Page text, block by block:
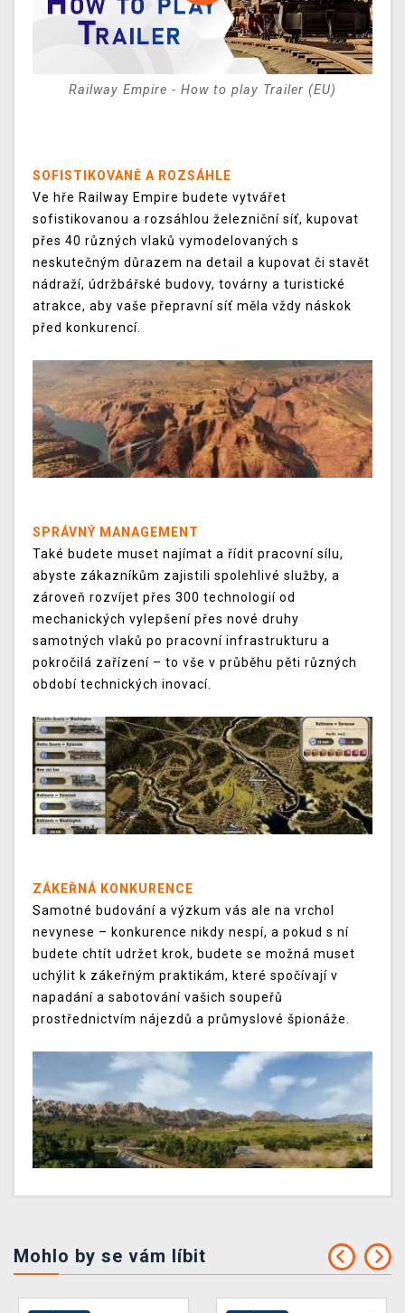
Railway Empire - How to play Trailer (EU)
SOFISTIKOVANĚ A ROZSÁHLE
Ve hře Railway Empire budete vytvářet
sofistikovanou a rozsáhlou železniční síť, kupovat
přes 40 různých vlaků vymodelovaných s
neskutečným důrazem na detail a kupovat či stavět
nádraží, údržbářské budovy, továrny a turistické
atrakce, aby vaše přepravní síť měla vždy náskok
před konkurencí.
SPRÁVNÝ MANAGEMENT
Také budete muset najímat a řídit pracovní sílu,
abyste zákazníkům zajistili spolehlivé služby, a
zároveň rozvíjet přes 300 technologií od
mechanických vylepšení přes nové druhy
samotných vlaků po pracovní infrastrukturu a
pokročilá zařízení – to vše v průběhu pěti různých
období technických inovací.
ZÁKEŘNÁ KONKURENCE
Samotné budování a výzkum vás ale na vrchol
nevynese – konkurence nikdy nespí, a pokud s ní
budete chtít udržet krok, budete se možná muset
uchýlit k zákeřným praktikám, které spočívají v
napadání a sabotování vašich soupeřů
prostřednictvím nájezdů a průmyslové špionáže.
Mohlo by se vám líbit